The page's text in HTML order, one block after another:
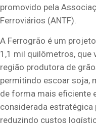
promovido pela
Ferroviários (ANTF).
A Ferrogrão é um
1,1 mil quilômetros, que
região produtora de
permitindo escoar soja,
de forma mais eficiente
considerada estratégica
reduzindo custos